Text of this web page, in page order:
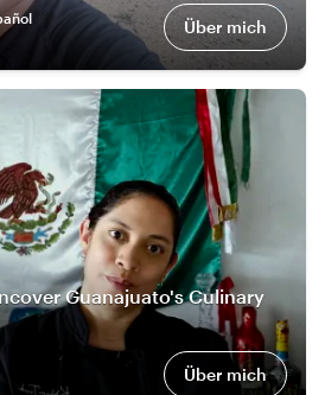
Über mich
Guanajuato's Culinary
Über mich